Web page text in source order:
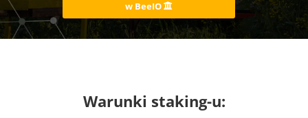
w BeeIO
Warunki staking-u: